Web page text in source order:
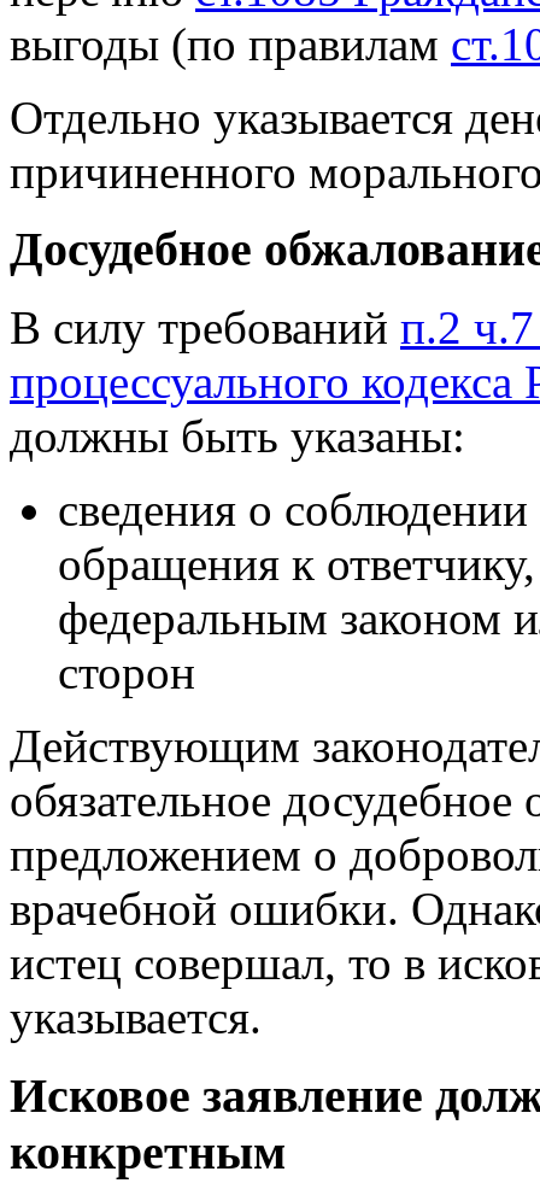
выгоды (по правилам
Отдельно указывается
причиненного
Досудебное
В силу требований п.2
процессуального кодекса
должны быть указаны:
сведения о
обращения к
федеральным законом
сторон
Действующим
обязательное
предложением о
врачебной ошибки.
истец совершал, то в
указывается.
Исковое заявление
конкретным